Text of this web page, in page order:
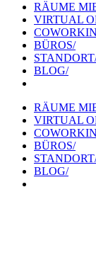
RÄUME
VIRTUAL
BÜROS/
BLOG/
RÄUME
VIRTUAL
BÜROS/
BLOG/